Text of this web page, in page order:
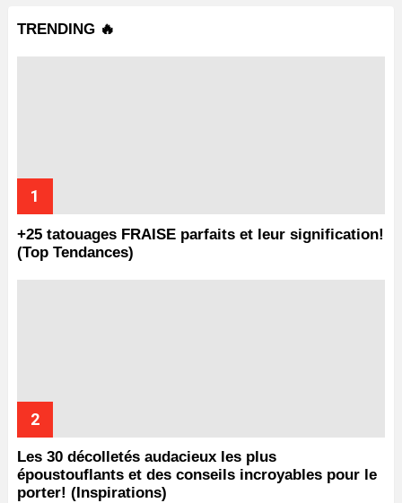
TRENDING 🔥
+25 tatouages ​​FRAISE parfaits et leur signification!
(Top Tendances)
Les 30 décolletés audacieux les plus
époustouflants et des conseils incroyables pour le
porter! (Inspirations)